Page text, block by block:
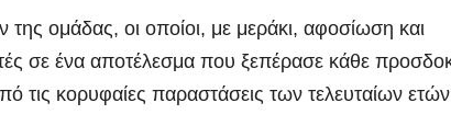
ομάδας, οι οποίοι, με μεράκι, αφοσίωση και
σε ένα αποτέλεσμα που ξεπέρασε κάθε
τις κορυφαίες παραστάσεις των τελευταίων